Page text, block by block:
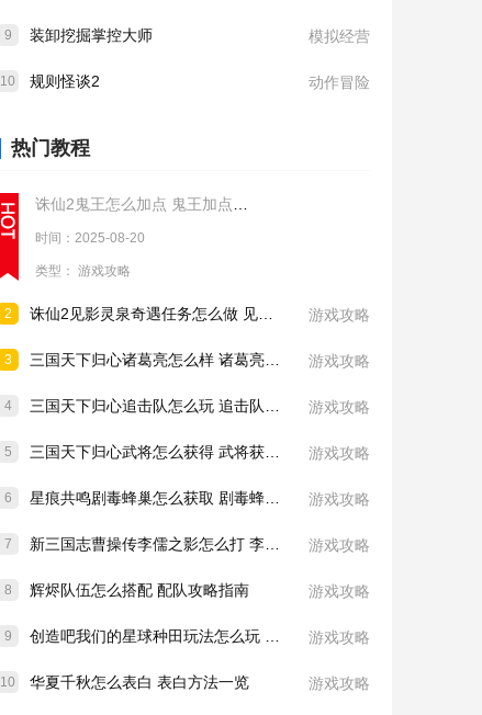
9 装卸挖掘掌控大师 模拟经营
10 规则怪谈2 动作冒险
热门教程
时间：2025-08-20
类型： 游戏攻略
2 游戏攻略
3 游戏攻略
4 游戏攻略
5 游戏攻略
6 游戏攻略
7 游戏攻略
8 辉烬队伍怎么搭配 配队攻略指南 游戏攻略
9 游戏攻略
10 华夏千秋怎么表白 表白方法一览 游戏攻略